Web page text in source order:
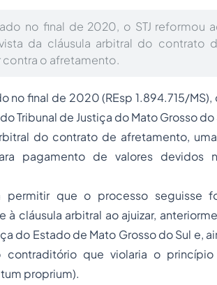
no final de 2020, o STJ reformou
da cláusula arbitral do contrato
o afretamento.
no final de 2020 (REsp 1.894.715/MS),
Tribunal de Justiça do Mato Grosso
do contrato de afretamento,
pagamento de valores devidos
permitir que o processo seguisse
à cláusula arbitral ao ajuizar,
do Estado de Mato Grosso do Sul e,
contraditório que violaria o
proprium).